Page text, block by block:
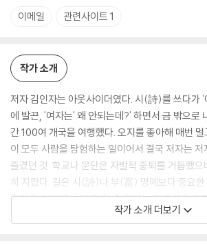
이메일 관련사이트 1
작가 소개
저자 김인자는 아웃사이더였다. 시(詩)를 쓰다가 '
에 발끈, '여자는' 왜 안되는데?' 하면서 금 밖으로
간 100여 개국을 여행했다. 오지를 좋아해 매번
이 모두 사람을 탐험하는 일이어서 결국 저자는
즐겼던 것. 학교나 문단은 자발적 중퇴를 거듭했으
히 지켰다. 길은 시(詩)나 부(富) 명예보다 중요한
주었고, 여자라서 더 잘 할 수 있다는 걸 온몸으로
길 위에서 만끽했다. 작아도 너무 작아 설명 불가
작가 소개 더보기